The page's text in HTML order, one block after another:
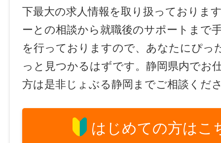
下最大の求人情報を取り扱っておりま
ーとの相談から就職後のサポートまで
を行っておりますので、あなたにぴっ
っと見つかるはずです。静岡県内でお
方は是非じょぶる静岡までご相談くだ
はじめての方はこ